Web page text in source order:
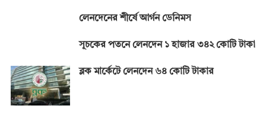
লেনদেনের শীর্ষে আর্গন ডেনিমস
সূচকের পতনে লেনদেন ১ হাজার ৩৪২ কোটি টাকা
ব্লক মার্কেটে লেনদেন ৬৪ কোটি টাকার